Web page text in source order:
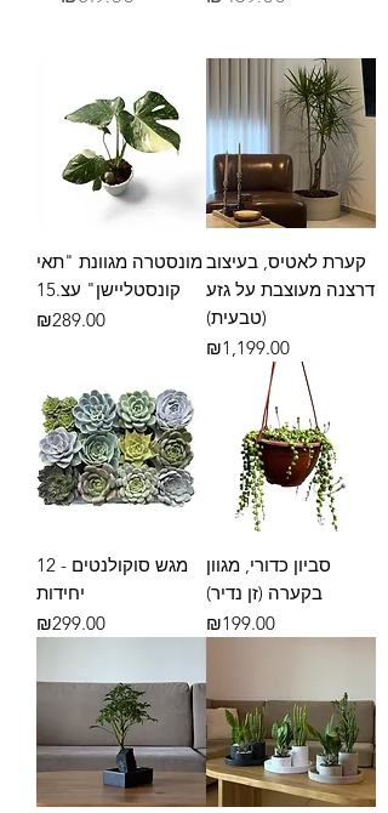
קערת לאטיס, בעיצוב
דרצנה מעוצבת על גזע
(טבעית)
מחיר
₪1,199.00
מונסטרה מגוונת "תאי
קונסטליישן" עצ.15
מחיר
₪289.00
סביון כדורי, מגוון
בקערה (זן נדיר)
מחיר
₪199.00
מגש סוקולנטים - 12
יחידות
מחיר
₪299.00